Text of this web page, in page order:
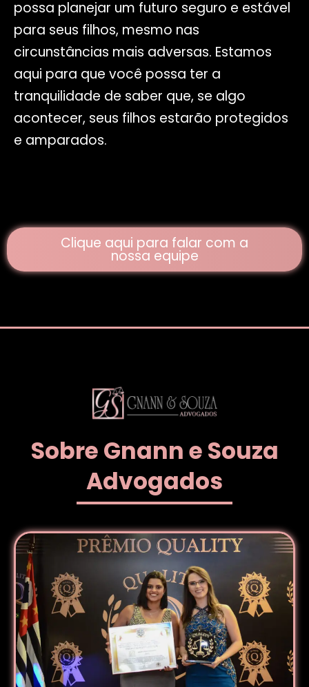
possa planejar um futuro seguro e estável
para seus filhos, mesmo nas
circunstâncias mais adversas. Estamos
aqui para que você possa ter a
tranquilidade de saber que, se algo
acontecer, seus filhos estarão protegidos
e amparados.
Clique aqui para falar com a
nossa equipe
Sobre Gnann e Souza
Advogados